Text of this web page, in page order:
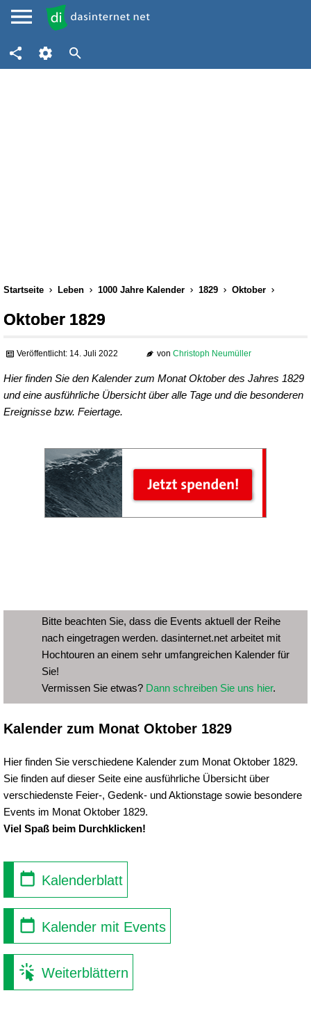
Startseite Leben 1000 Jahre Kalender 1829 Oktober
Oktober 1829
Veröffentlicht: 14. Juli 2022 von Christoph Neumüller
Hier finden Sie den Kalender zum Monat Oktober des Jahres 1829
und eine ausführliche Übersicht über alle Tage und die besonderen
Ereignisse bzw. Feiertage.
Bitte beachten Sie, dass die Events aktuell der Reihe
nach eingetragen werden. dasinternet.net arbeitet mit
Hochtouren an einem sehr umfangreichen Kalender für
Sie!
Vermissen Sie etwas? Dann schreiben Sie uns hier.
Kalender zum Monat Oktober 1829
Hier finden Sie verschiedene Kalender zum Monat Oktober 1829.
Sie finden auf dieser Seite eine ausführliche Übersicht über
verschiedenste Feier-, Gedenk- und Aktionstage sowie besondere
Events im Monat Oktober 1829.
Viel Spaß beim Durchklicken!
Kalenderblatt
Kalender mit Events
Weiterblättern